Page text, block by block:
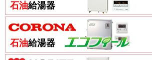
石油給湯器
石油給湯器